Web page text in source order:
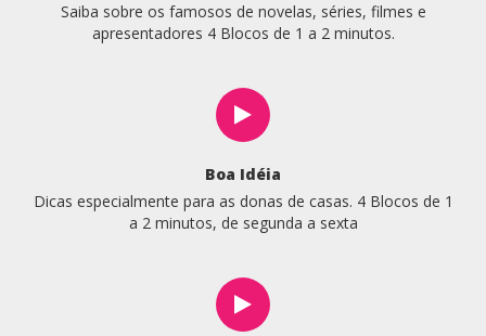
Saiba sobre os famosos de novelas, séries, filmes e
apresentadores 4 Blocos de 1 a 2 minutos.
Boa Idéia
Dicas especialmente para as donas de casas. 4 Blocos de 1
a 2 minutos, de segunda a sexta